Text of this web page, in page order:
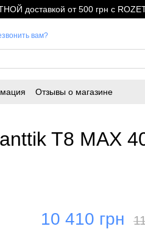
доставкой от 500 грн с
вам?
Отзывы о магазине
T8 MAX
10 410 грн